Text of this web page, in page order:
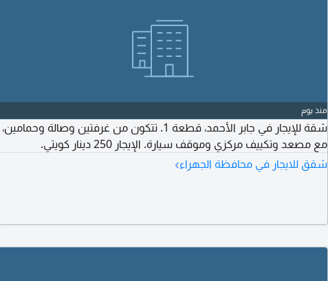
منذ يوم
شقة للإيجار في جابر الأحمد، قطعة 1. تتكون من غرفتين وصالة وحمامين،
مع مصعد وتكييف مركزي وموقف سيارة. الإيجار 250 دينار كويتي.
شقق للايجار في محافظة الجهراء›